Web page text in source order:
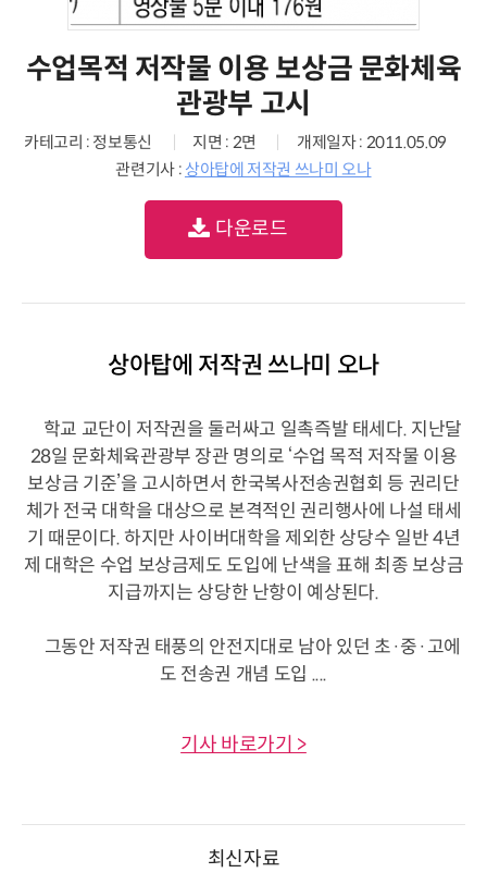
수업목적 저작물 이용 보상금 문화체육
관광부 고시
카테고리 : 정보통신 지면 : 2면
개제일자 : 2011.05.09
관련기사 : 상아탑에 저작권 쓰나미 오나
다운로드
상아탑에 저작권 쓰나미 오나
학교 교단이 저작권을 둘러싸고 일촉즉발 태세다. 지난달
28일 문화체육관광부 장관 명의로 ‘수업 목적 저작물 이용
보상금 기준’을 고시하면서 한국복사전송권협회 등 권리단
체가 전국 대학을 대상으로 본격적인 권리행사에 나설 태세
기 때문이다. 하지만 사이버대학을 제외한 상당수 일반 4년
제 대학은 수업 보상금제도 도입에 난색을 표해 최종 보상금
지급까지는 상당한 난항이 예상된다.
그동안 저작권 태풍의 안전지대로 남아 있던 초·중·고에
도 전송권 개념 도입 ....
기사 바로가기 >
최신자료